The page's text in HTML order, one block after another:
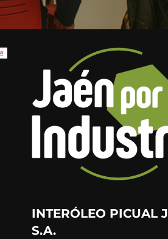
INTERÓLEO PICUAL
S.A.